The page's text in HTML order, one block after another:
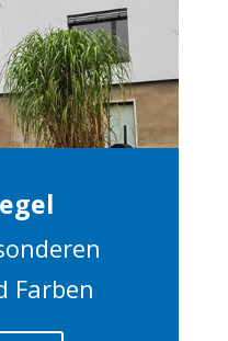
Farben